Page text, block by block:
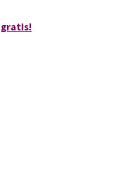
gratis!